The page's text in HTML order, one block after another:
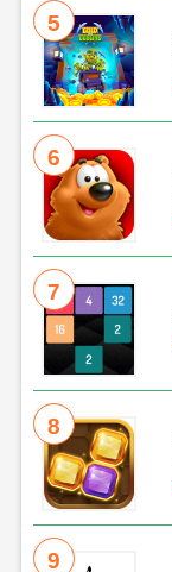
5
6
7
8
9